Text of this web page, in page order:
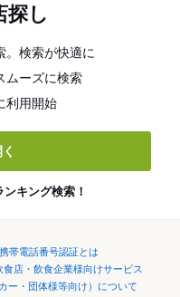
探し
。検索が快適に
ムーズに検索
利用開始
キング検索！
携帯電話番号認証とは
食店・飲食企業様向けサービス
ー・団体様等向け）について